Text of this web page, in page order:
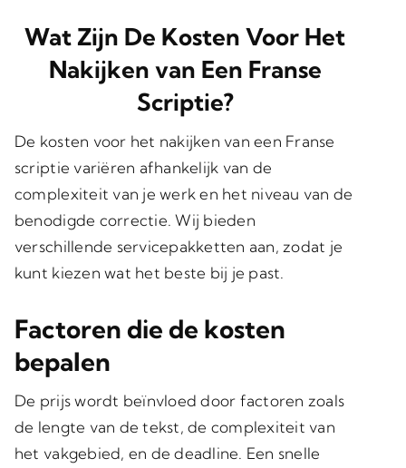
Wat Zijn De Kosten Voor Het
Nakijken van Een Franse
Scriptie?
De kosten voor het nakijken van een Franse
scriptie variëren afhankelijk van de
complexiteit van je werk en het niveau van de
benodigde correctie. Wij bieden
verschillende servicepakketten aan, zodat je
kunt kiezen wat het beste bij je past.
Factoren die de kosten
bepalen
De prijs wordt beïnvloed door factoren zoals
de lengte van de tekst,de complexiteit van
het vakgebied, en dedeadline . Een snelle